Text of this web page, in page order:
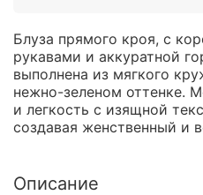
Блуза прямого кроя, с
рукавами и аккуратной
выполнена из мягкого
нежно-зеленом оттенке.
и легкость с изящной
создавая женственный и
Описание